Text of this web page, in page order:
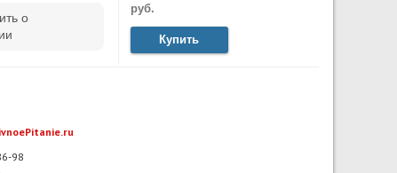
о
руб.
Купить
98